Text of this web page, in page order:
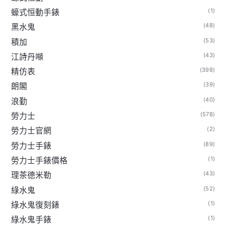
蠔式恒動手錶
(1)
黑水鬼 (48)
積加 (53)
江詩丹噸 (43)
精仿表 (398)
朗閣 (39)
浪勤 (40)
勞力士 (578)
勞力士官網 (2)
勞力士手錶 (89)
勞力士手錶價格 (1)
理茶德米勒 (43)
綠水鬼 (52)
綠水鬼復刻錶 (1)
綠水鬼手錶 (1)